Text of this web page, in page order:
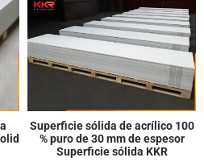
Superficie sólida de acrílico puro
KKR-M2665